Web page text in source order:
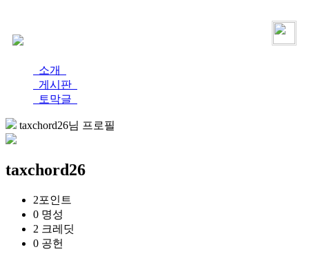
소개
게시판
토막글
taxchord26님 프로필
taxchord26
2포인트
0 명성
2 크레딧
0 공헌